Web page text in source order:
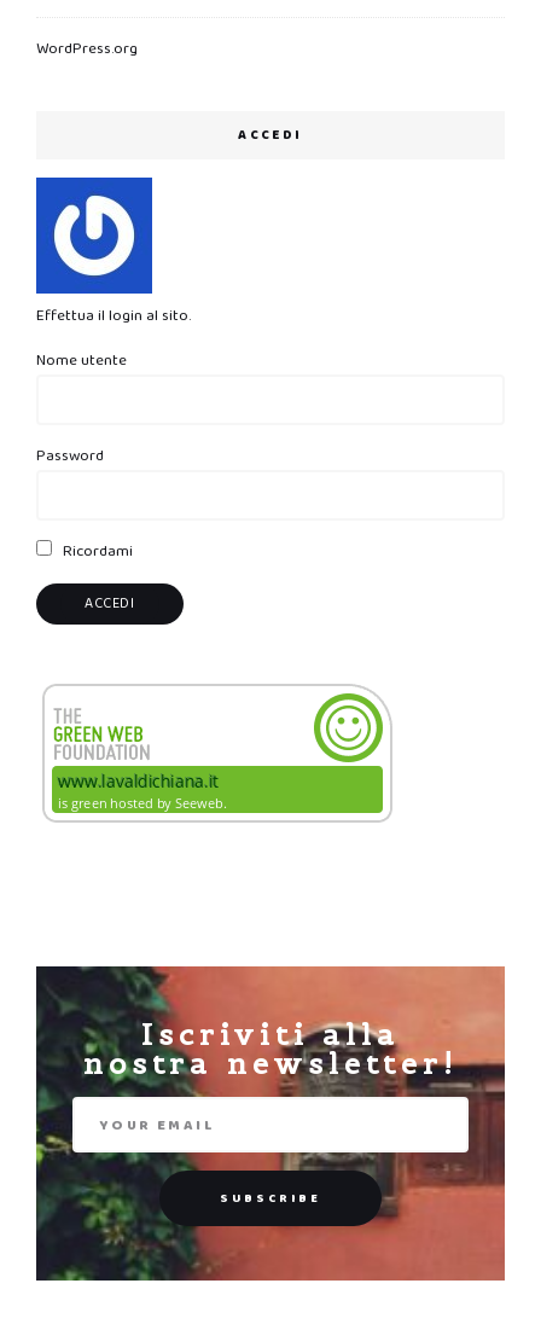
WordPress.org
ACCEDI
Effettua il login al sito.
Nome utente
Password
Ricordami
Iscriviti alla
nostra newsletter!